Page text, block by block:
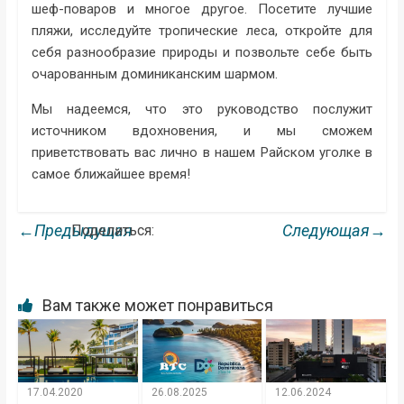
шеф-поваров и многое другое. Посетите лучшие
пляжи, исследуйте тропические леса, откройте для
себя разнообразие природы и позвольте себе быть
очарованным доминиканским шармом.
Мы надеемся, что это руководство послужит
источником вдохновения, и мы сможем
приветствовать вас лично в нашем Райском уголке в
самое ближайшее время!
←Предыдущая Следующая→
Поделиться:
Вам также может понравиться
17.04.2020 26.08.2025 12.06.2024